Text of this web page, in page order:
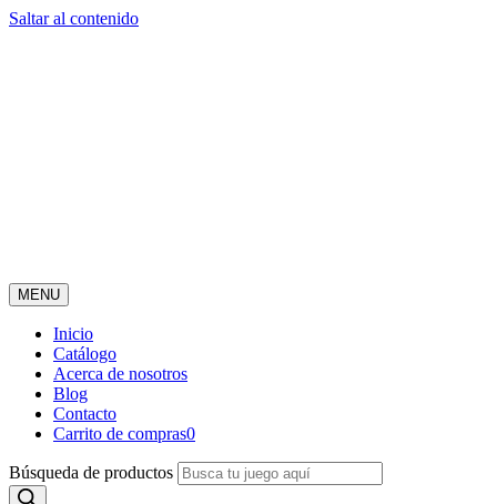
Saltar al contenido
MENU
Inicio
Catálogo
Acerca de nosotros
Blog
Contacto
Carrito de compras0
Búsqueda de productos